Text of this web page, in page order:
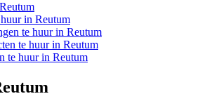
in Reutum
te huur in Reutum
te huur in Reutum
te huur in Reutum